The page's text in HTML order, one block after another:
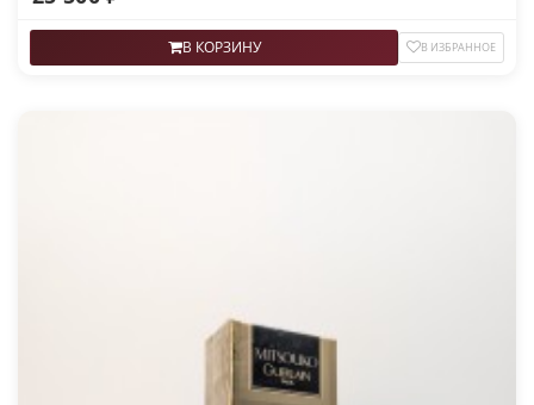
В КОРЗИНУ В ИЗБРАННОЕ